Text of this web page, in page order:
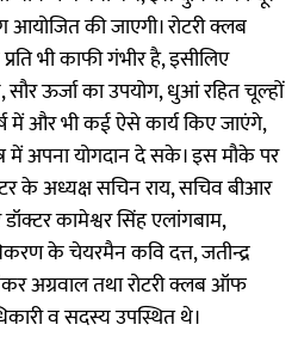
की जाएगी। रोटरी क्लब
भी काफी गंभीर है, इसीलिए
सौर ऊर्जा का उपयोग, धुआं रहित चूल्हों
में और भी कई ऐसे कार्य किए जाएंगे,
अपना योगदान दे सके। इस मौके पर
के अध्यक्ष सचिन राय, सचिव बीआर
डॉक्टर कामेश्वर सिंह एलांगबाम,
के चेयरमैन कवि दत्त, जतीन्द्र
अग्रवाल तथा रोटरी क्लब ऑफ
व सदस्य उपस्थित थे।